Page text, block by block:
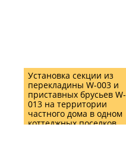
Установка секции из
перекладины W-003 и
приставных брусьев W-
013 на территории
частного дома в одном
коттеджных поселков